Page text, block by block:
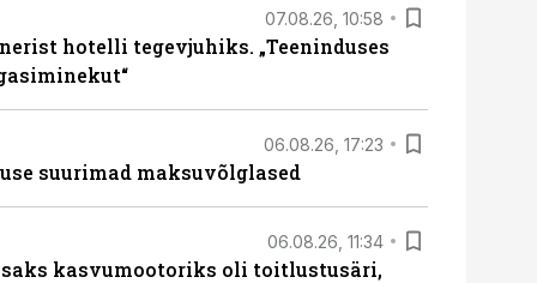
07.08.26, 10:58
hotelli tegevjuhiks. „Teeninduses
06.08.26, 17:23
suurimad maksuvõlglased
06.08.26, 11:34
kasvumootoriks oli toitlustusäri,